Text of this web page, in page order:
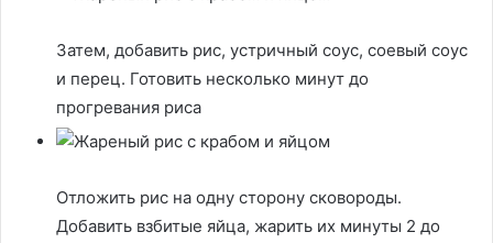
Затем, добавить рис, устричный соус, соевый соус
и перец. Готовить несколько минут до
прогревания риса
Отложить рис на одну сторону сковороды.
Добавить взбитые яйца, жарить их минуты 2 до